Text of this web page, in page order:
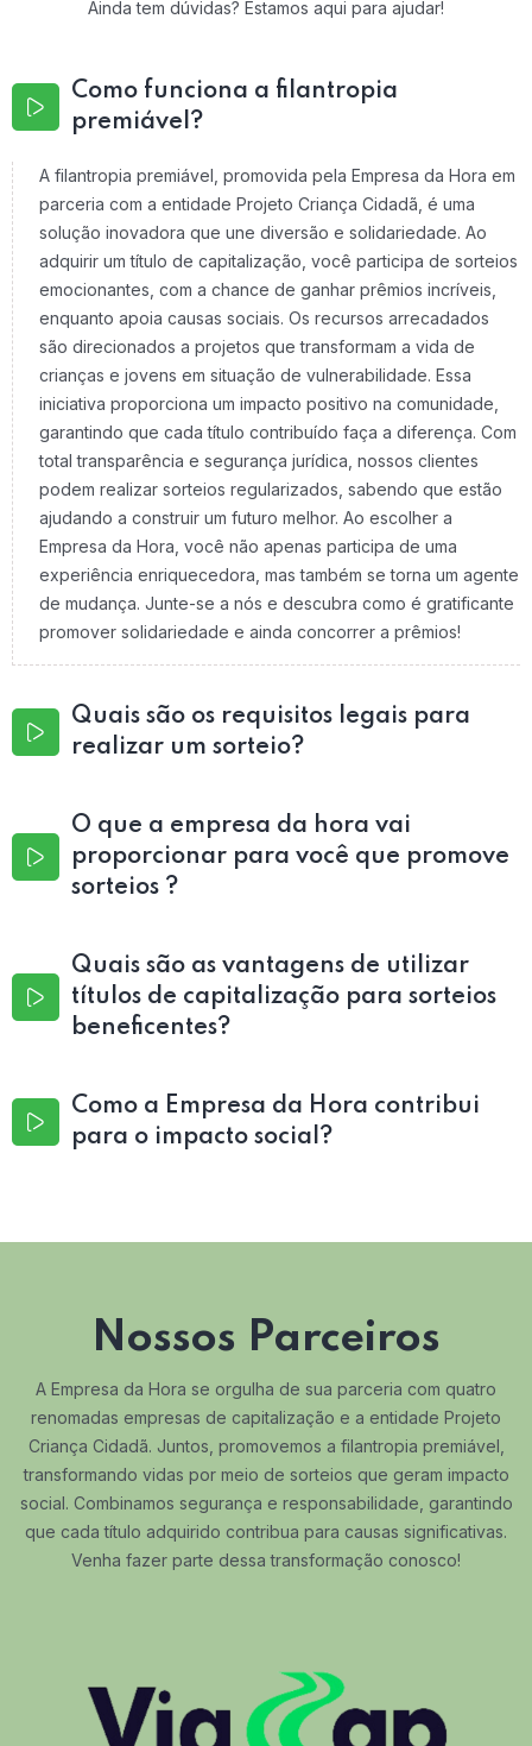
Ainda tem dúvidas? Estamos aqui para ajudar!
Como funciona a filantropia
premiável?
A filantropia premiável, promovida pela Empresa da Hora em
parceria com a entidade Projeto Criança Cidadã, é uma
solução inovadora que une diversão e solidariedade. Ao
adquirir um título de capitalização, você participa de sorteios
emocionantes, com a chance de ganhar prêmios incríveis,
enquanto apoia causas sociais. Os recursos arrecadados
são direcionados a projetos que transformam a vida de
crianças e jovens em situação de vulnerabilidade. Essa
iniciativa proporciona um impacto positivo na comunidade,
garantindo que cada título contribuído faça a diferença. Com
total transparência e segurança jurídica, nossos clientes
podem realizar sorteios regularizados, sabendo que estão
ajudando a construir um futuro melhor. Ao escolher a
Empresa da Hora, você não apenas participa de uma
experiência enriquecedora, mas também se torna um agente
de mudança. Junte-se a nós e descubra como é gratificante
promover solidariedade e ainda concorrer a prêmios!
Quais são os requisitos legais para
realizar um sorteio?
O que a empresa da hora vai
proporcionar para você que promove
sorteios ?
Quais são as vantagens de utilizar
títulos de capitalização para sorteios
beneficentes?
Como a Empresa da Hora contribui
para o impacto social?
Nossos Parceiros
A Empresa da Hora se orgulha de sua parceria com quatro
renomadas empresas de capitalização e a entidade Projeto
Criança Cidadã. Juntos, promovemos a filantropia premiável,
transformando vidas por meio de sorteios que geram impacto
social. Combinamos segurança e responsabilidade, garantindo
que cada título adquirido contribua para causas significativas.
Venha fazer parte dessa transformação conosco!